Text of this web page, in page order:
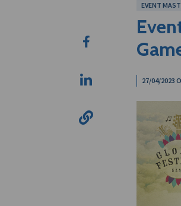
EVENT
27/04/2023